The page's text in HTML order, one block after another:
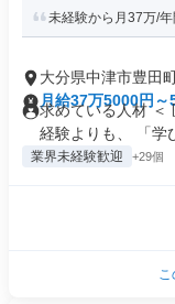
未経験から月37万/
大分県中津市豊田
月給37万5000円～
求めている人材 ＜
経験よりも、 「学
業界未経験歓迎 +29個
こ